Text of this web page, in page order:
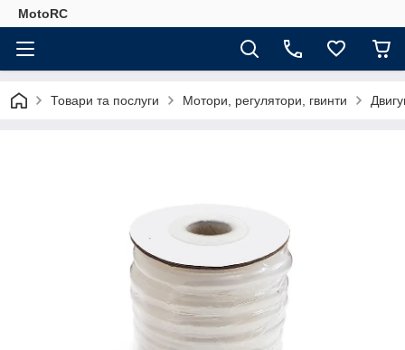
MotoRC
Товари та послуги Мотори, регулятори, гвинти